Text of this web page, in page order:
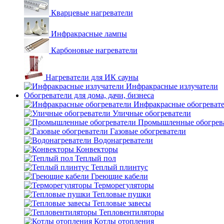
Кварцевые нагреватели
Инфракрасные лампы
Карбоновые нагреватели
Нагреватели для ИК сауны
Инфракрасные излучатели
Обогреватели для дома, дачи, бизнеса
Инфракрасные
Уличные обогреватели
Промышленные
Газовые обогреватели
Водонагреватели
Конвекторы
Теплый пол
Теплый плинтус
Греющие кабели
Терморегуляторы
Тепловые пушки
Тепловые завесы
Тепловентиляторы
Котлы отопления